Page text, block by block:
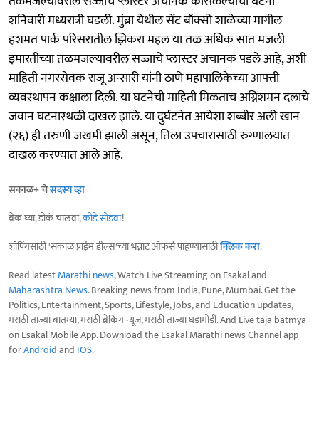
शनिवारी मध्यरात्री घडली. मुंब्रा येथील सेंट बॉक्सो शाळेच्या मागील
हशमत पार्क परिसरातील झिकरा महल या तळ अधिक सात मजली
इमारतीच्या तळमजल्यावरील सज्जाचे प्लास्टर अचानक पडले आहे, अशी
माहिती नगरसेवक राजू अन्सारी यांनी ठाणे महापालिकेच्या आपत्ती
व्यवस्थापन कक्षाला दिली. या घटनेची माहिती मिळताच अग्निशमन दलाचे
जवान घटनास्थळी दाखल झाले. या दुर्घटनेत आयेशा शब्बीर अली खान
(२६) ही तरुणी जखमी झाली असून, तिला उपचारासाठी रुग्णालयात
दाखल करण्यात आले आहे.
सकाळ+ चेसदस्य व्हा
ब्रेक घ्या, डोकं चालवा,कोडे सोडवा!
शॉपिंगसाठी 'सकाळ प्राईम डील्स'च्या भन्नाट ऑफर्स पाहण्यासाठीक्लिक करा.
Read latestMarathi news, Watch Live Streaming on Esakal and
Maharashtra News. Breaking news from India, Pune, Mumbai. Get the
Politics, Entertainment, Sports, Lifestyle, Jobs, and Education updates,
मराठी ताज्या बातम्या, मराठी ब्रेकिंग न्यूज, मराठी ताज्या घडामोडी. And Live taja batmya
on Esakal Mobile App. Download the Esakal Marathi news Channel app
forAndroidand IOS.